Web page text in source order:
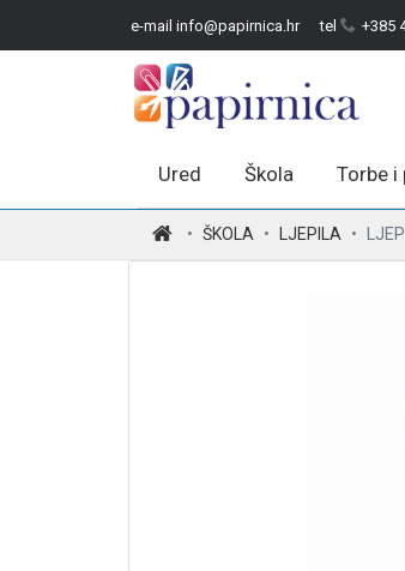
e-mail info@papirnica.hr tel +385
Ured Škola Torbe i
ŠKOLA LJEPILA